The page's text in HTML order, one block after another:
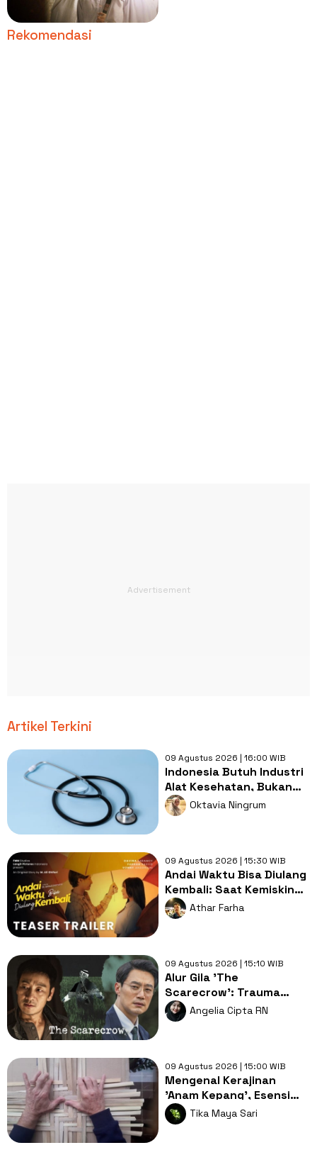
Rekomendasi
Artikel Terkini
09 Agustus 2026 | 16:00 WIB
Indonesia Butuh Industri
Alat Kesehatan, Bukan
Sekadar Pasar Impor
Oktavia Ningrum
09 Agustus 2026 | 15:30 WIB
Andai Waktu Bisa Diulang
Kembali: Saat Kemiskinan
Merampas Kebebasan
Cinta
Athar Farha
09 Agustus 2026 | 15:10 WIB
Alur Gila 'The
Scarecrow': Trauma
Lama, Pembunuh
Berantai dan Misteri
Angelia Cipta RN
09 Agustus 2026 | 15:00 WIB
Mengenal Kerajinan
'Anam Kepang', Esensi
Edukatif yang Mati
Ditelan Zaman
Tika Maya Sari